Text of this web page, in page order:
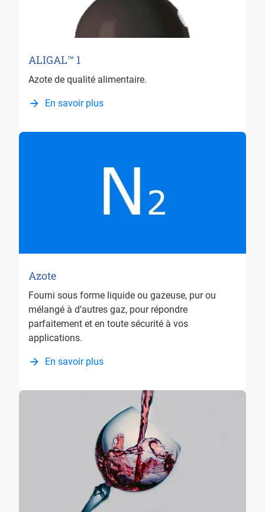
ALIGAL™ 1
Azote de qualité alimentaire.
En savoir plus
Azote
Fourni sous forme liquide ou gazeuse, pur ou
mélangé à d’autres gaz, pour répondre
parfaitement et en toute sécurité à vos
applications.
En savoir plus